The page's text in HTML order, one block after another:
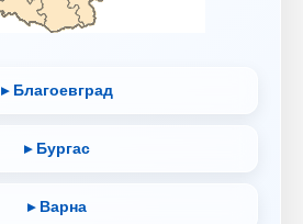
▸ Благоевград
▸ Бургас
▸ Варна